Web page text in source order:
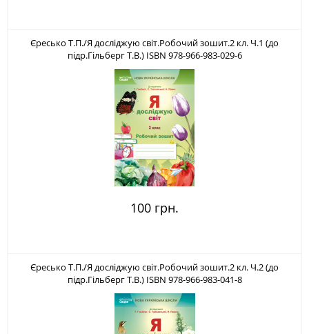
Єресько Т.П./Я досліджую світ.Робочий зошит.2 кл. Ч.1 (до
підр.Гільберг Т.В.) ISBN 978-966-983-029-6
100 грн.
Єресько Т.П./Я досліджую світ.Робочий зошит.2 кл. Ч.2 (до
підр.Гільберг Т.В.) ISBN 978-966-983-041-8